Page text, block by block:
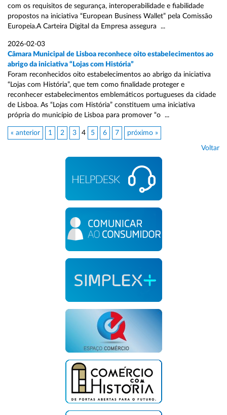
com os requisitos de segurança, interoperabilidade e fiabilidade
propostos na iniciativa “European Business Wallet” pela Comissão
Europeia.A Carteira Digital da Empresa assegura ...
2026-02-03
Câmara Municipal de Lisboa reconhece oito estabelecimentos ao
abrigo da iniciativa “Lojas com História”
Foram reconhecidos oito estabelecimentos ao abrigo da iniciativa
“Lojas com História”, que tem como finalidade proteger e
reconhecer estabelecimentos emblemáticos portugueses da cidade
de Lisboa. As “Lojas com História” constituem uma iniciativa
própria do município de Lisboa para promover “o ...
« anterior 1 2 3 4 5 6 7 próximo »
Voltar